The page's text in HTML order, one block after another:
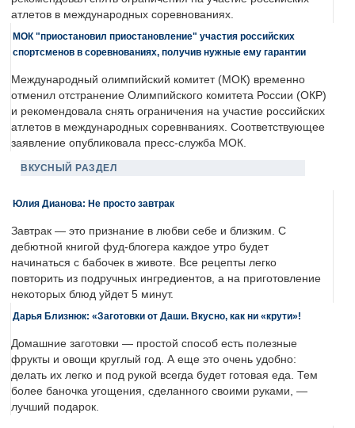
атлетов в международных соревнованиях.
МОК "приостановил приостановление" участия российских
спортсменов в соревнованиях, получив нужные ему гарантии
Международный олимпийский комитет (МОК) временно
отменил отстранение Олимпийского комитета России (ОКР)
и рекомендовала снять ограничения на участие российских
атлетов в международных соревнваниях. Соответствующее
заявление опубликовала пресс-служба МОК.
ВКУСНЫЙ РАЗДЕЛ
Юлия Дианова: Не просто завтрак
Завтрак — это признание в любви себе и близким. С
дебютной книгой фуд-блогера каждое утро будет
начинаться с бабочек в животе. Все рецепты легко
повторить из подручных ингредиентов, а на приготовление
некоторых блюд уйдет 5 минут.
Дарья Близнюк: «Заготовки от Даши. Вкусно, как ни «крути»!
Домашние заготовки — простой способ есть полезные
фрукты и овощи круглый год. А еще это очень удобно:
делать их легко и под рукой всегда будет готовая еда. Тем
более баночка угощения, сделанного своими руками, —
лучший подарок.